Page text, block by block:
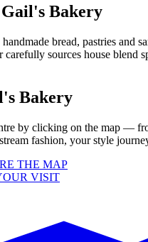
Bakery
bread, pastries and
carefully sources house blend
Bakery
by clicking on the map —
fashion, your style
THE MAP
VISIT